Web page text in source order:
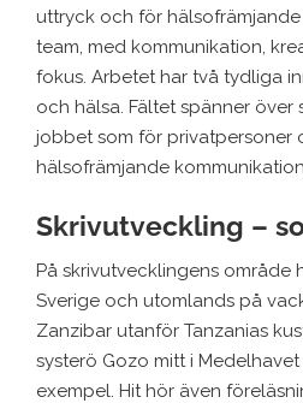
uttryck och för
team, med kommunikation,
fokus. Arbetet har två tydliga
och hälsa. Fältet spänner över
jobbet som för privatpersoner
hälsofrämjande
Skrivutveckling –
På skrivutvecklingens område
Sverige och utomlands på
Zanzibar utanför Tanzanias
systerö Gozo mitt i
exempel. Hit hör även